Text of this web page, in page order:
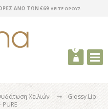
ΑΝΩ ΤΩΝ €69 ΔΕΙΤΕ ΟΡΟΥΣ
0
Χειλιών
Glossy Lip